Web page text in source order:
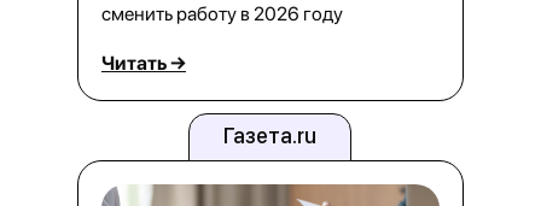
Читать →
сменить работу в 2026 году
Газета.ru